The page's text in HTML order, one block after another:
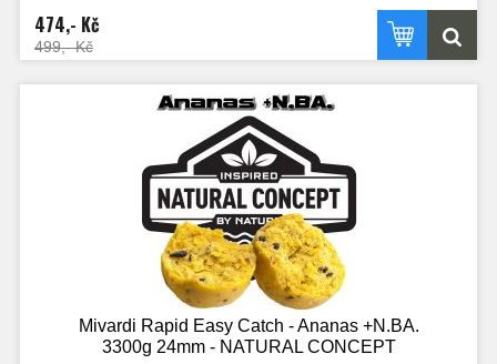
podporuje práci ve studené vodě. Kvalitní esence a výrazné barvy zajišťují
vysokou atraktivitu i bez použití boosterů. Optimální konzistence a použití R-
FACTORu umožňují snadné nastražení (propíchnutí) a zároveň velkou výdrž.
474,- Kč
499,- Kč
Mivardi Rapid Easy Catch - Ananas +N.BA.
3300g 24mm - NATURAL CONCEPT